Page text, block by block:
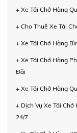
+ Xe Tải Chở Hàng
+ Cho Thuê Xe Tải
+ Xe Tải Chở Hàng
+ Xe Tải Chở Hàng
Đãi
+ Xe Tải Chở Hàng
+ Dịch Vụ Xe Tải Chở
24/7